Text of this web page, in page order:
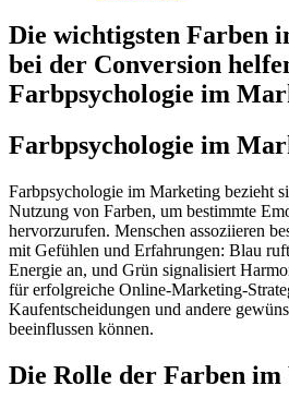
Die wichtigsten Farben
bei der Conversion
Farbpsychologie im
Farbpsychologie im
Farbpsychologie im Marketing bezieht
Nutzung von Farben, um bestimmte
hervorzurufen. Menschen assoziieren
mit Gefühlen und Erfahrungen: Blau
Energie an, und Grün signalisiert
für erfolgreiche Online-Marketing-
Kaufentscheidungen und andere
beeinflussen können.
Die Rolle der Farben im